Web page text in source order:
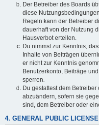
Der Betreiber des Boards
diese
Regeln kann der Betreiber
dauerhaft von der Nutzung
Hausverbot erteilen.
Du nimmst zur Kenntnis,
Inhalte von Beiträgen
er nicht zur Kenntnis
Benutzerkonto, Beiträge
sperren.
Du gestattest dem
abzuändern, sofern sie
sind, dem Betreiber oder
4. GENERAL PUBLIC LICENSE